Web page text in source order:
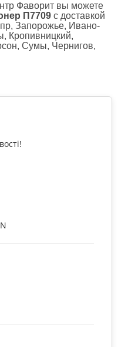
Фаворит вы можете
П7709 с доставкой
Запорожье, Ивано-
Кропивницкий,
Сумы, Чернигов,